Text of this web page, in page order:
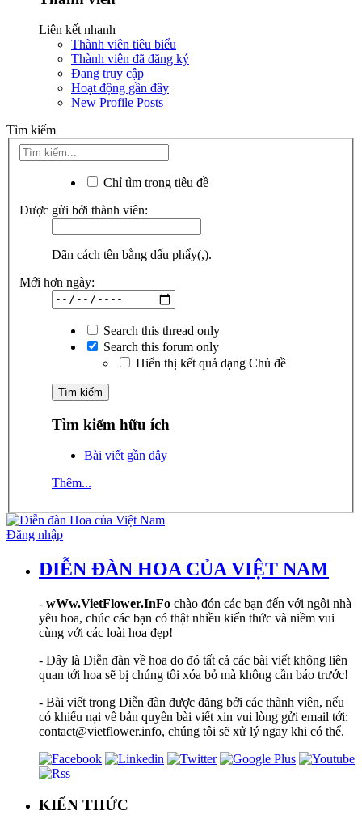
Liên kết nhanh
Thành viên tiêu biểu
Thành viên đã đăng ký
Đang truy cập
Hoạt động gần đây
New Profile Posts
Tìm kiếm
Chỉ tìm trong tiêu đề
Được gửi bởi thành viên:
Dãn cách tên bằng dấu phẩy(,).
Mới hơn ngày:
Search this thread only
Search this forum only
Hiển thị kết quả dạng Chủ đề
Tìm kiếm hữu ích
Bài viết gần đây
Thêm...
Đăng nhập
DIỄN ĐÀN HOA CỦA VIỆT NAM
- wWw.VietFlower.InFo chào đón các bạn đến với ngôi nhà
yêu hoa, chúc các bạn có thật nhiều kiến thức và niềm vui
cùng với các loài hoa đẹp!
- Đây là Diễn đàn về hoa do đó tất cả các bài viết không liên
quan tới hoa sẽ bị chúng tôi xóa bỏ mà không cần báo trước!
- Bài viết trong Diễn đàn được đăng bởi các thành viên, nếu
có khiếu nại về bản quyền bài viết xin vui lòng gửi email tới:
contact@vietflower.info, chúng tôi sẽ xử lý ngay khi có thể.
KIẾN THỨC